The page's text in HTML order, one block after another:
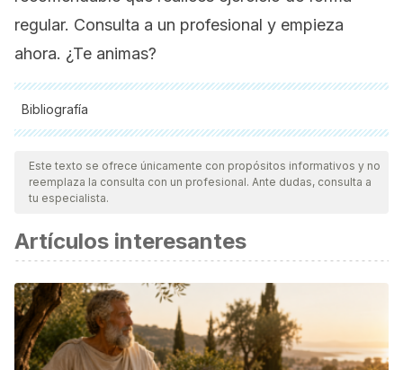
regular. Consulta a un profesional y empieza
ahora. ¿Te animas?
Bibliografía
Todas las fuentes citadas fueron revisadas a profundidad por
nuestro equipo, para asegurar su calidad, confiabilidad,
vigencia y validez.La bibliografía de este artículo fue
científica.
Willett, W. C., Sacks, F., Trichopoulou, A., Drescher, G.,
Ferro-Luzzi, A., Helsing, E., & Trichopoulos, D. (1995).
Mediterranean diet pyramid: A cultural model for healthy
eating. American Journal of Clinical Nutrition.
https://doi.org/10.1093/ajcn/61.6.1402S
Este texto se ofrece únicamente con propósitos informativos y no
reemplaza la consulta con un profesional. Ante dudas, consulta a
tu especialista.
Artículos interesantes